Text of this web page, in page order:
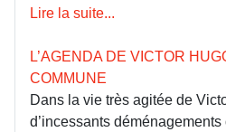
Lire la suite...
L’AGENDA DE VICTOR
COMMUNE
Dans la vie très agitée de
d’incessants déménagements